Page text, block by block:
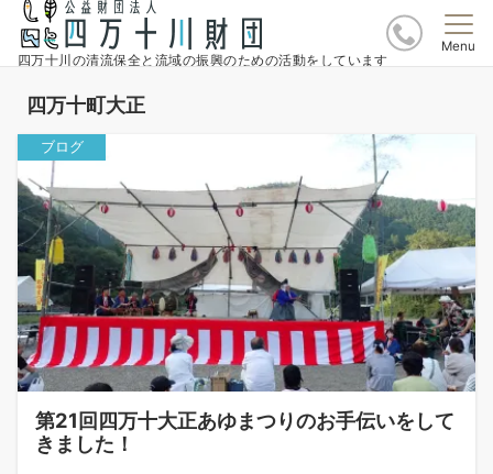
四万十川の清流保全と流域の振興のための活動をしています
Menu
四万十町大正
ブログ
第21回四万十大正あゆまつりのお手伝いをして
きました！